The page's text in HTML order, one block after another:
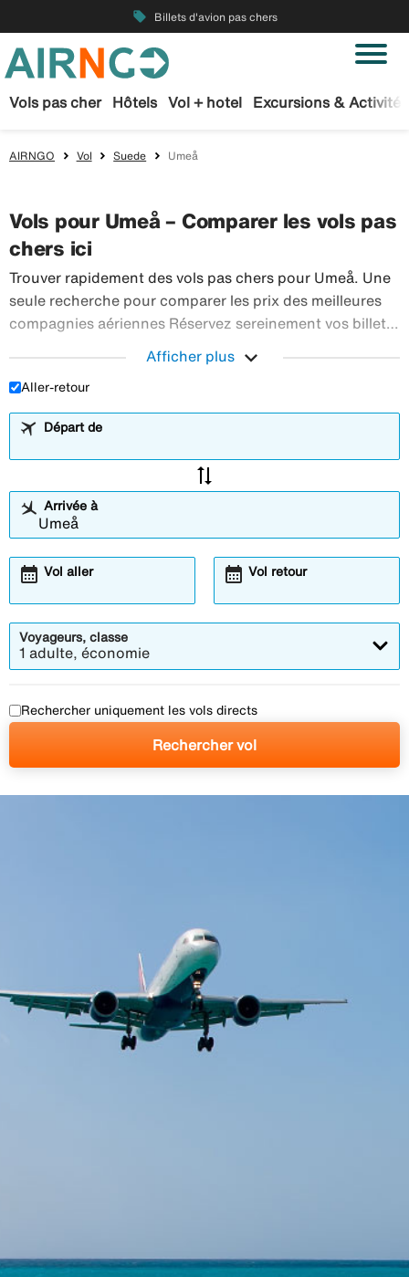
local_offer Billets d'avion pas chers
Vols pas cher Hôtels Vol + hotel Excursions & Activités
AIRNGO Vol Suede Umeå
Vols pour Umeå – Comparer les vols pas
chers ici
Trouver rapidement des vols pas chers pour Umeå. Une
seule recherche pour comparer les prix des meilleures
compagnies aériennes Réservez sereinement vos billets
voyages en avion à destination du monde entier.
Afficher plus expand_more
Aller-retour
Départ de
sync_alt
Arrivée à
Vol aller
calendar_month Vol retour
calendar_month
Voyageurs, classe
1 adulte, économie
Rechercher uniquement les vols directs
Rechercher vol